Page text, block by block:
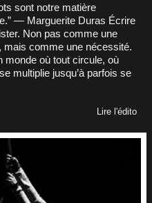
sont notre matière
— Marguerite Duras Écrire
Non pas comme une
mais comme une nécessité.
monde où tout circule, où
multiplie jusqu’à parfois se
Lire l'édito